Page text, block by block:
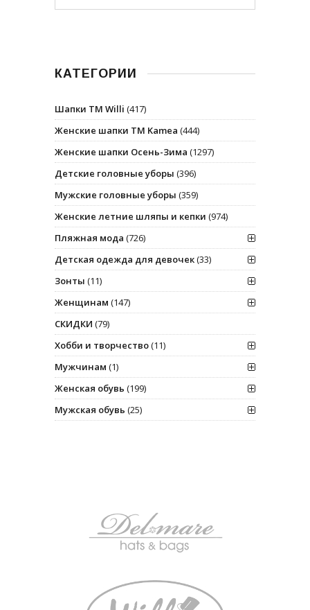
КАТЕГОРИИ
Шапки ТМ Willi (417)
Женские шапки ТМ Kamea (444)
Женские шапки Осень-Зима (1297)
Детские головные уборы (396)
Мужские головные уборы (359)
Женские летние шляпы и кепки (974)
Пляжная мода (726)
Детская одежда для девочек(33)
Зонты (11)
Женщинам (147)
СКИДКИ (79)
Хобби и творчество(11)
Мужчинам (1)
Женская обувь (199)
Мужская обувь (25)